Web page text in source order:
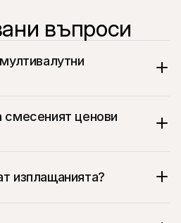
въпроси
смесеният ценови
изплащанията?